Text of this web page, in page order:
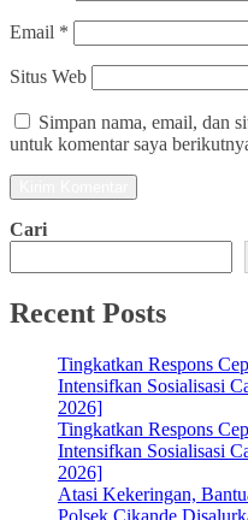
Email *
Situs Web
Simpan nama, email, dan
untuk komentar saya
Cari
Recent Posts
Tingkatkan Respons
Intensifkan Sosialisasi
2026]
Tingkatkan Respons
Intensifkan Sosialisasi
2026]
Atasi Kekeringan,
Polsek Cikande